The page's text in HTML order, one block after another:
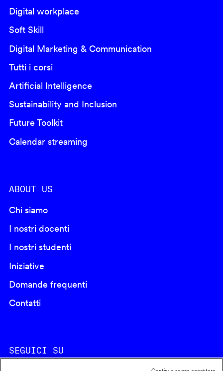
Digital workplace
Soft Skill
Digital Marketing & Communication
Tutti i corsi
Artificial Intelligence
Sustainability and Inclusion
Future Toolkit
Calendar streaming
ABOUT US
Chi siamo
I nostri docenti
I nostri studenti
Iniziative
Domande frequenti
Contatti
SEGUICI SU